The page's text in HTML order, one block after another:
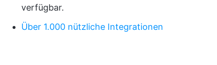
verfügbar.
Über 1.000 nützliche Integrationen